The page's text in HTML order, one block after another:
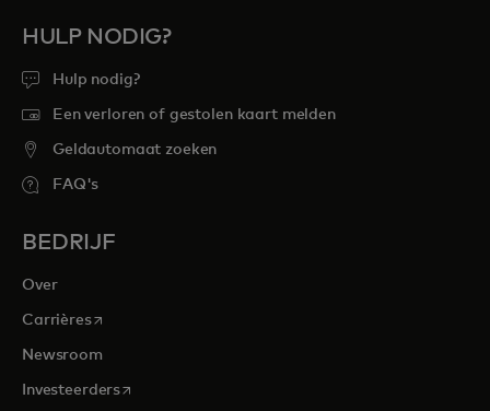
HULP NODIG?
Hulp nodig?
Een verloren of gestolen kaart melden
Geldautomaat zoeken
FAQ's
BEDRIJF
Over
Carrièresopens in a new tab
Newsroom
Investeerdersopens in a new tab